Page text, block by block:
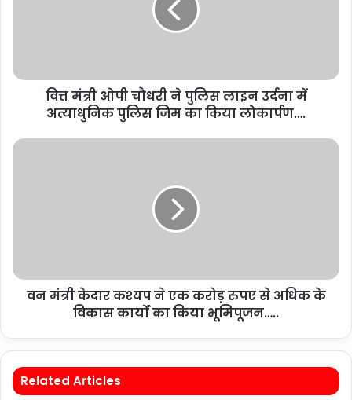
वित्त मंत्री ओपी चौधरी ने पुलिस लाइन उर्दना में
अत्याधुनिक पुलिस जिम का किया लोकार्पण….
वन मंत्री केदार कश्यप ने एक करोड़ रुपए से अधिक के
विकास कार्यों का किया भूमिपूजन…..
Related Articles